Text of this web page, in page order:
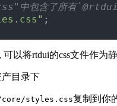
含了所有`@rtdui/*`
;
以将rtdui的css文件作为
产目录下
core/styles.css复制到你